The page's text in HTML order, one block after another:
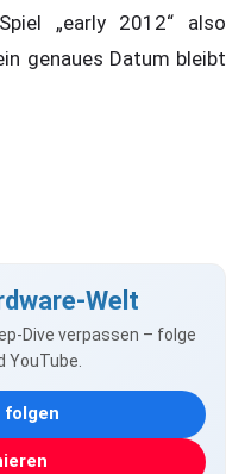
„early 2012“ also
genaues Datum bleibt
Welt
Dive verpassen – folge
YouTube.
folgen